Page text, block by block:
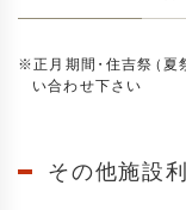
※正月期間・住吉祭（ 夏
い合わせ下さい
その他施設